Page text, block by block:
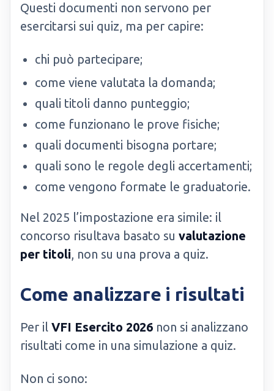
Questi documenti non servono per
esercitarsi sui quiz, ma per capire:
chi può partecipare;
come viene valutata la domanda;
quali titoli danno punteggio;
come funzionano le prove fisiche;
quali documenti bisogna portare;
quali sono le regole degli accertamenti;
come vengono formate le graduatorie.
Nel 2025 l’impostazione era simile: il
concorso risultava basato su valutazione
per titoli, non su una prova a quiz.
Come analizzare i risultati
Per il VFI Esercito 2026 non si analizzano
risultati come in una simulazione a quiz.
Non ci sono: